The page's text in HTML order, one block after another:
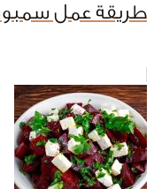
طريقة عمل